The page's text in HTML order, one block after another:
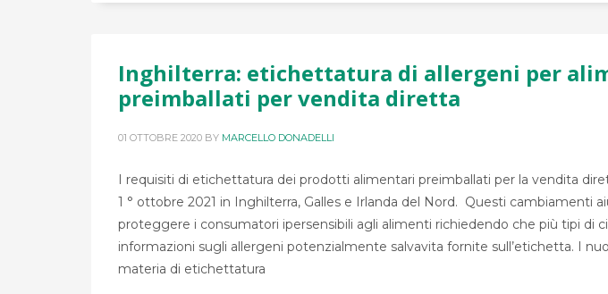
Inghilterra: etichettatura di allergeni per
preimballati per vendita diretta
01 OTTOBRE 2020 BY MARCELLO DONADELLI
I requisiti di etichettatura dei prodotti alimentari preimballati per la vendita
1 ° ottobre 2021 in Inghilterra, Galles e Irlanda del Nord. Questi cambiamenti
proteggere i consumatori ipersensibili agli alimenti richiedendo che più tipi di
informazioni sugli allergeni potenzialmente salvavita fornite sull’etichetta. I
materia di etichettatura